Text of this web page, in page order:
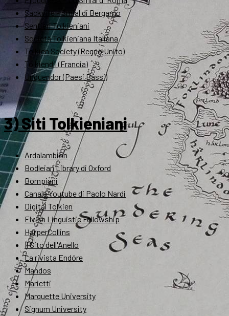
Sackville – Smial di Bergamo
Sentieri Tolkieniani
Società Tolkieniana Italiana
Tolkien Society (Regno Unito)
Tolkiendil (Francia)
Unquendor (Paesi Bassi)
3) Siti Tolkieniani
Ardalambion
Bodleian Library di Oxford
Bompiani
Canale Youtube di Paolo Nardi
Digital Tolkien
Elvish Linguistic Fellowship
HarperCollins
Il Sito dell'Anello
La rivista Endóre
Mandos
Marietti
Marquette University
Signum University